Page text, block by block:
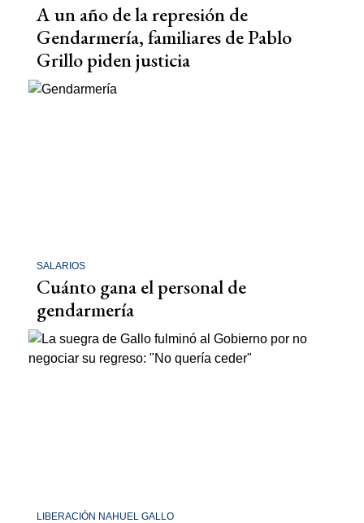
A un año de la represión de
Gendarmería, familiares de Pablo
Grillo piden justicia
SALARIOS
Cuánto gana el personal de
gendarmería
LIBERACIÓN NAHUEL GALLO